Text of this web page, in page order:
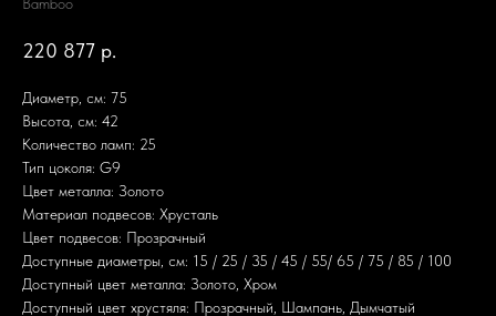
220 877 р.
Диаметр, см: 75
Высота, см: 42
Количество ламп: 25
Тип цоколя: G9
Цвет металла: Золото
Материал подвесов: Хрусталь
Цвет подвесов: Прозрачный
Доступные диаметры, см: 15 / 25 / 35 / 45 / 55/ 65 / 75 / 85 / 100
Доступный цвет металла: Золото, Хром
Доступный цвет хрустяля: Прозрачный, Шампань, Дымчатый